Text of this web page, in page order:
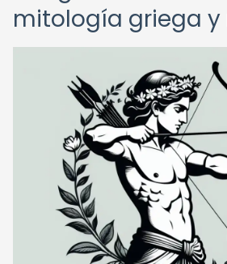
mitología griega